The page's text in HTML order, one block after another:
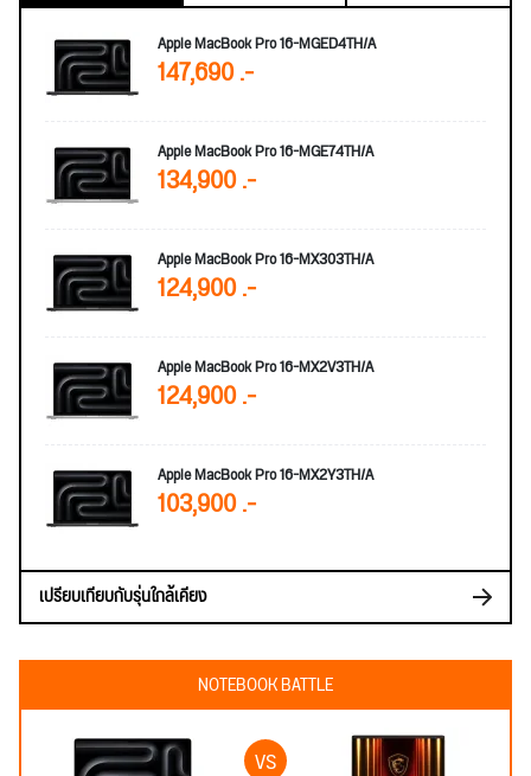
Apple MacBook Pro 16-MGED4TH/A
147,690 .-
Apple MacBook Pro 16-MGE74TH/A
134,900 .-
Apple MacBook Pro 16-MX303TH/A
124,900 .-
Apple MacBook Pro 16-MX2V3TH/A
124,900 .-
Apple MacBook Pro 16-MX2Y3TH/A
103,900 .-
เปรียบเทียบกับรุ่นใกล้เคียง
NOTEBOOK BATTLE